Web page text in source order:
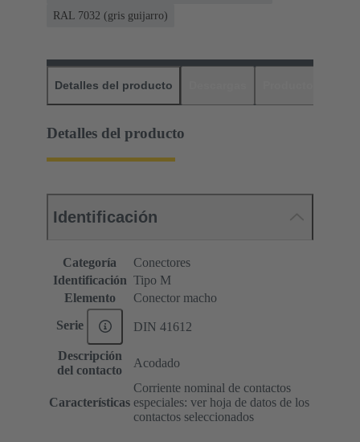
RAL 7032 (gris guijarro)
Detalles del producto
Detalles del producto
Identificación
Categoría
Conectores
Identificación Tipo M
Elemento
Conector macho
Serie DIN 41612
Descripción
del contacto
Acodado
Características
Corriente nominal de contactos
especiales: ver hoja de datos de los
contactos seleccionados